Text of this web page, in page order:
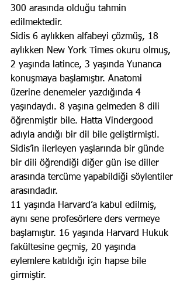
300 arasında olduğu tahmin
edilmektedir.
Sidis 6 aylıkken alfabeyi çözmüş, 18
aylıkken New York Times okuru olmuş,
2 yaşında latince, 3 yaşında Yunanca
konuşmaya başlamıştır. Anatomi
üzerine denemeler yazdığında 4
yaşındaydı. 8 yaşına gelmeden 8 dili
öğrenmiştir bile. Hatta Vindergood
adıyla andığı bir dil bile geliştirmişti.
Sidis’in ilerleyen yaşlarında bir günde
bir dili öğrendiği diğer gün ise diller
arasında tercüme yapabildiği söylentiler
arasındadır.
11 yaşında Harvard’a kabul edilmiş,
aynı sene profesörlere ders vermeye
başlamıştır. 16 yaşında Harvard Hukuk
fakültesine geçmiş, 20 yaşında
eylemlere katıldığı için hapse bile
girmiştir.